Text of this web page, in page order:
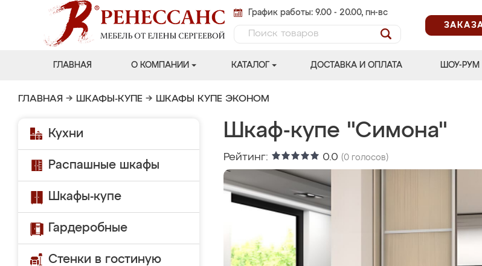
График работы: 9.00 - 20.00, пн-вс
ГЛАВНАЯ О КОМПАНИИ КАТАЛОГ ДОСТАВКА И ОПЛАТА ШОУ-РУМ
ГЛАВНАЯ → ШКАФЫ-КУПЕ → ШКАФЫ КУПЕ ЭКОНОМ
Кухни
Распашные шкафы
Шкафы-купе
Гардеробные
Стенки в гостиную
Шкаф-купе "Симона"
Рейтинг: 0.0 (0 голосов)